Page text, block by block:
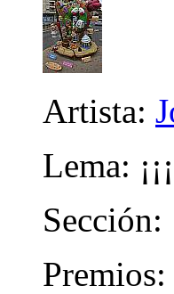
Artista:
Lema:
Sección:
Premios: